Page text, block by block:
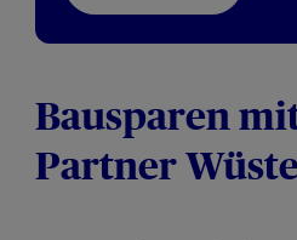
Bausparen
Partner